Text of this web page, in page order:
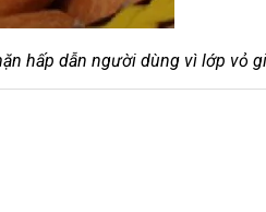
hấp dẫn người dùng vì lớp vỏ